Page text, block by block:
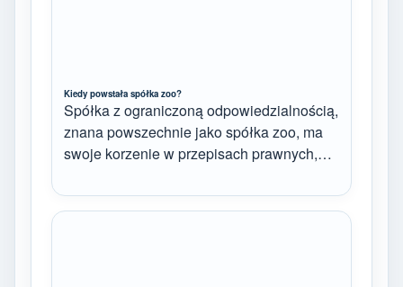
Kiedy powstała spółka zoo?
Spółka z ograniczoną odpowiedzialnością,
znana powszechnie jako spółka zoo, ma
swoje korzenie w przepisach prawnych,…